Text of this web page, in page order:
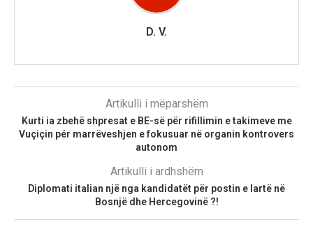
D. V.
Artikulli i mëparshëm
Kurti ia zbehë shpresat e BE-së për rifillimin e takimeve me
Vuçiçin pér marrëveshjen e fokusuar në organin kontrovers
autonom
Artikulli i ardhshëm
Diplomati italian një nga kandidatët për postin e lartë në
Bosnjë dhe Hercegovinë ?!